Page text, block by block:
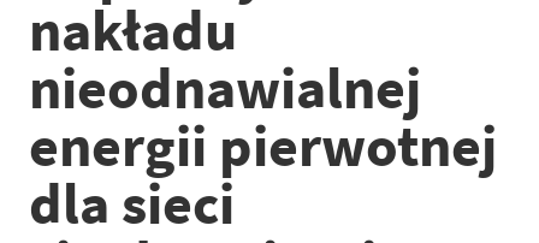
nakładu
nieodnawialnej
energii pierwotnej
dla sieci